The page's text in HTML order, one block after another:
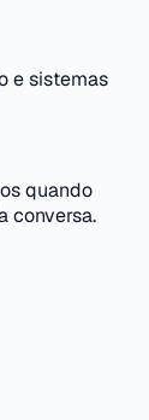
e sistemas
quando
conversa.